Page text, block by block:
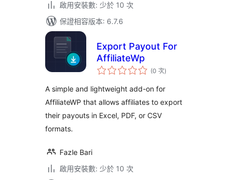
啟用安裝數: 少於 10 次
保證相容版本: 6.7.6
Export Payout For
AffiliateWp
(0 次評
分
數
)
A simple and lightweight add-on for
AffiliateWP that allows affiliates to export
their payouts in Excel, PDF, or CSV
formats.
Fazle Bari
啟用安裝數: 少於 10 次